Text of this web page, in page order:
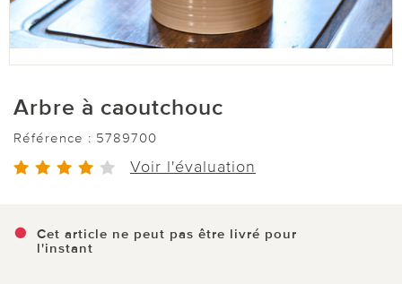
Arbre à caoutchouc
Référence : 5789700
Voir l'évaluation
Cet article ne peut pas être livré pour
l'instant